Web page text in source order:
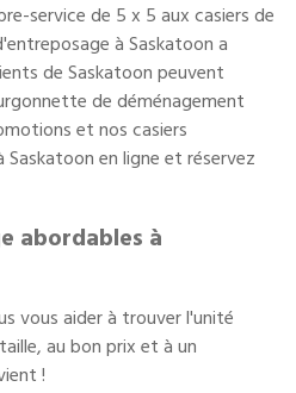
service de 5 x 5 aux casiers de
à Saskatoon a
de Saskatoon peuvent
de déménagement
et nos casiers
en ligne et réservez
abordables à
vous aider à trouver l'unité
au bon prix et à un
!